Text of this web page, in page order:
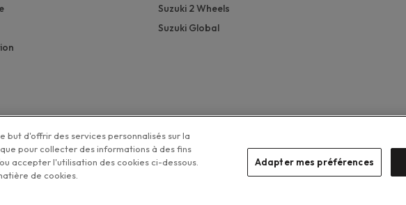
Suzuki 2 Wheels
Suzuki Global
Legal menu
de la vie privée
but d'offrir des services personnalisés sur la
pour collecter des informations à des fins
accepter l'utilisation des cookies ci-dessous.
de cookies.
Adapter mes préférences